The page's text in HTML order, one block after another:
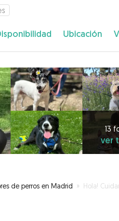
Ubicación
13
ver
de perros en Madrid » Hola! Cuidaremos de tu perrito